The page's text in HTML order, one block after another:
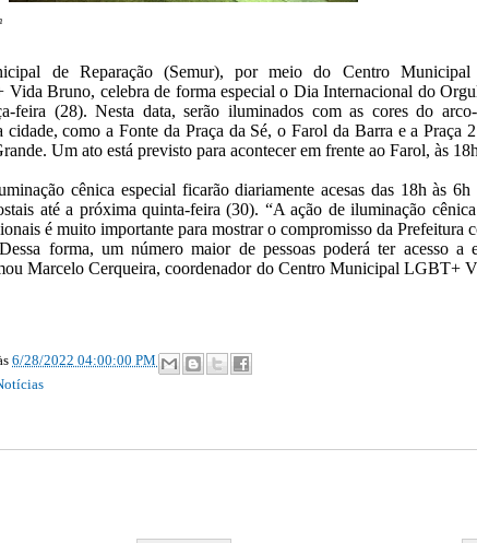
de Reparação (Semur), por meio do Centro Municipal
Vida Bruno, celebra de forma especial o Dia Internacional do
feira (28). Nesta data, serão iluminados com as cores do
cidade, como a Fonte da Praça da Sé, o Farol da Barra e a Praça
Um ato está previsto para acontecer em frente ao Farol, às
cênica especial ficarão diariamente acesas das 18h às 6h
até a próxima quinta-feira (30). “A ação de iluminação
é muito importante para mostrar o compromisso da Prefeitura
forma, um número maior de pessoas poderá ter acesso a
Marcelo Cerqueira, coordenador do Centro Municipal LGBT+
6/28/2022 04:00:00 PM